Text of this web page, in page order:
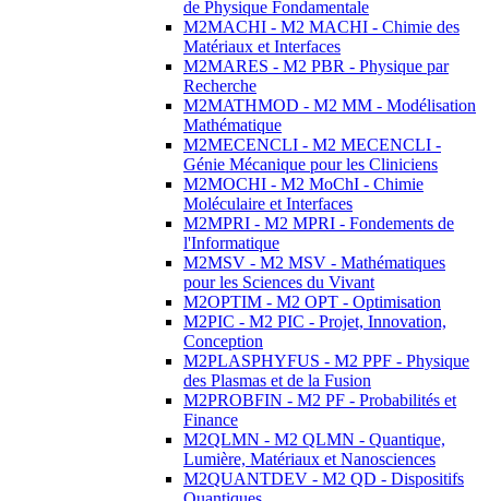
de Physique Fondamentale
M2MACHI - M2 MACHI - Chimie des
Matériaux et Interfaces
M2MARES - M2 PBR - Physique par
Recherche
M2MATHMOD - M2 MM - Modélisation
Mathématique
M2MECENCLI - M2 MECENCLI -
Génie Mécanique pour les Cliniciens
M2MOCHI - M2 MoChI - Chimie
Moléculaire et Interfaces
M2MPRI - M2 MPRI - Fondements de
l'Informatique
M2MSV - M2 MSV - Mathématiques
pour les Sciences du Vivant
M2OPTIM - M2 OPT - Optimisation
M2PIC - M2 PIC - Projet, Innovation,
Conception
M2PLASPHYFUS - M2 PPF - Physique
des Plasmas et de la Fusion
M2PROBFIN - M2 PF - Probabilités et
Finance
M2QLMN - M2 QLMN - Quantique,
Lumière, Matériaux et Nanosciences
M2QUANTDEV - M2 QD - Dispositifs